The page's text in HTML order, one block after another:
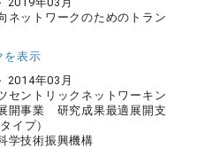
ネットワークのためのトラン
を表示
2014年03月
セントリックネットワーキン
開事業 研究成果最適展開支
イプ）
学技術振興機構